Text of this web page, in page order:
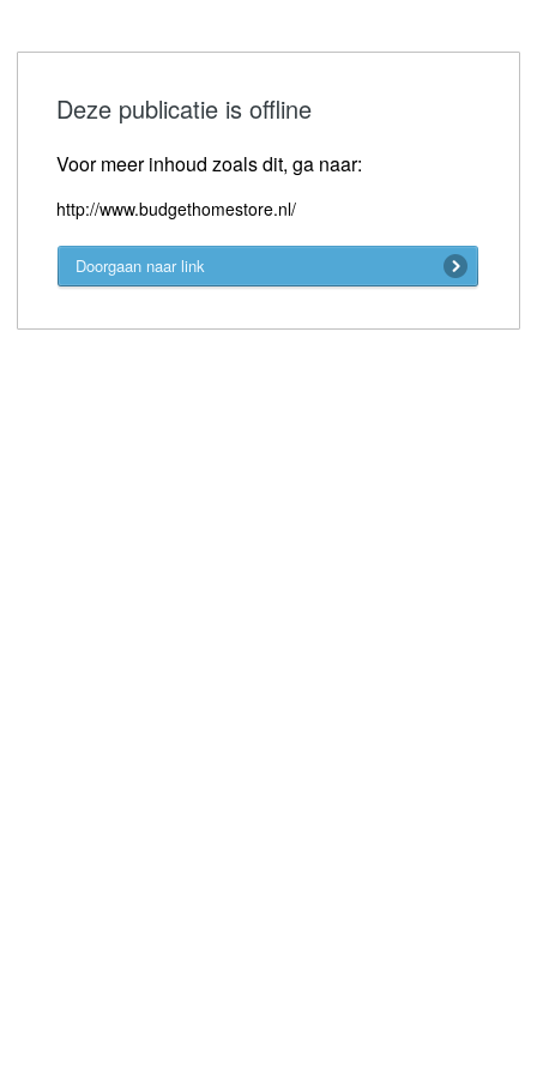
Deze publicatie is offline
Voor meer inhoud zoals dit, ga naar:
http://www.budgethomestore.nl/
Doorgaan naar link